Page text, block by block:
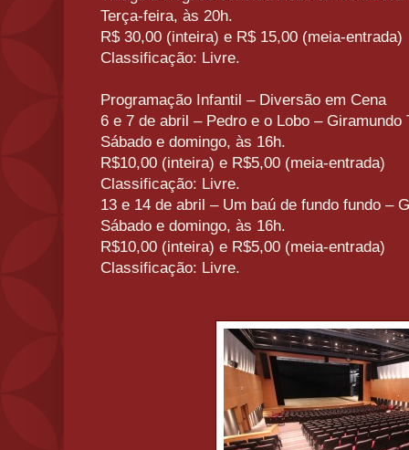
Terça-feira, às 20h.
R$ 30,00 (inteira) e R$ 15,00 (meia-entrada)
Classificação: Livre.
Programação Infantil – Diversão em Cena
6 e 7 de abril – Pedro e o Lobo – Giramundo
Sábado e domingo, às 16h.
R$10,00 (inteira) e R$5,00 (meia-entrada)
Classificação: Livre.
13 e 14 de abril – Um baú de fundo fundo –
Sábado e domingo, às 16h.
R$10,00 (inteira) e R$5,00 (meia-entrada)
Classificação: Livre.